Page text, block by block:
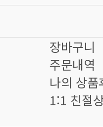
장바구니
주문내역
나의 상품
1:1 친절